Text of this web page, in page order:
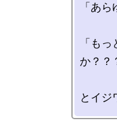
「あ
「も
か？？